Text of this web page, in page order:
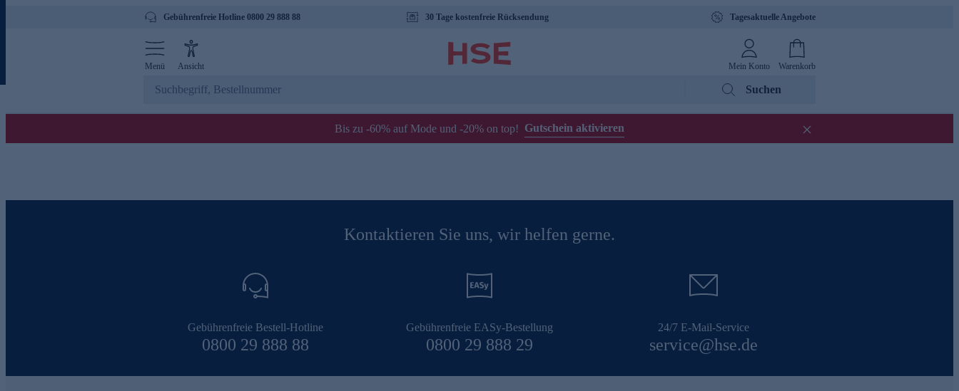
Gebührenfreie Hotline 0800 29 888 88 30 Tage kostenfreie Rücksendung Tagesaktuelle Angebote
Menü Ansicht Mein Konto Warenkorb
Suchen
Bis zu -60% auf Mode und -20% on top! Gutschein aktivieren
Kontaktieren Sie uns, wir helfen gerne.
Gebührenfreie Bestell-Hotline
0800 29 888 88
Gebührenfreie EASy-Bestellung
0800 29 888 29
24/7 E-Mail-Service
service@hse.de